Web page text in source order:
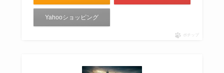
Yahooショッピング
ポチップ